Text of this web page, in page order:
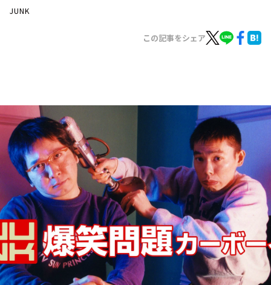
お知らせ
イベント・グッズ
YouTube
会社情報
JUNK
この記事をシェア